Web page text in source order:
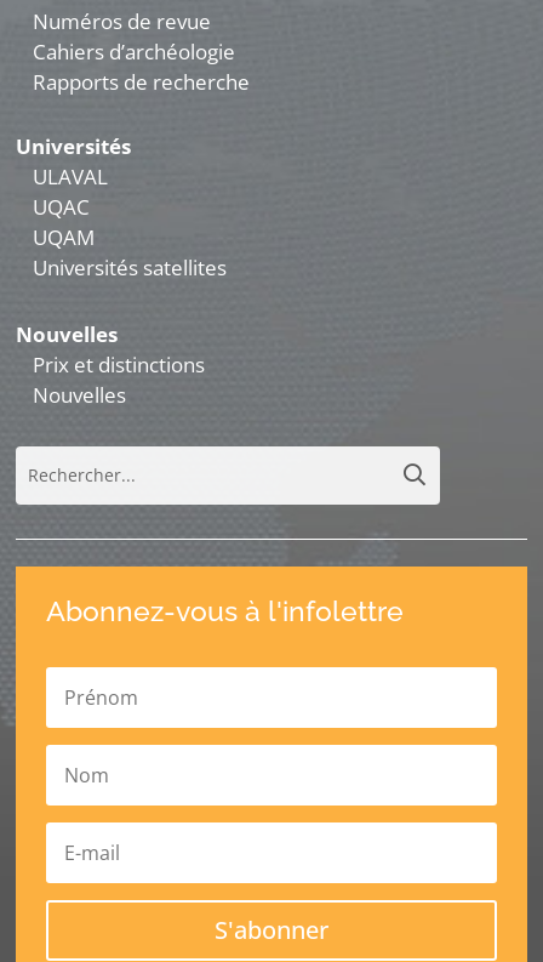
Numéros de revue
Cahiers d’archéologie
Rapports de recherche
Universités
ULAVAL
UQAC
UQAM
Universités satellites
Nouvelles
Prix et distinctions
Nouvelles
Abonnez-vous à l'infolettre
S'abonner